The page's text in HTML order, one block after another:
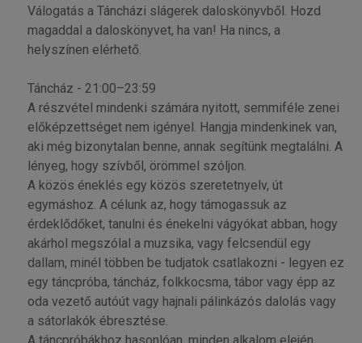
Válogatás a Táncházi slágerek daloskönyvből. Hozd
magaddal a daloskönyvet, ha van! Ha nincs, a
helyszínen elérhető.
Táncház - 21:00–23:59
A részvétel mindenki számára nyitott, semmiféle zenei
előképzettséget nem igényel. Hangja mindenkinek van,
aki még bizonytalan benne, annak segítünk megtalálni. A
lényeg, hogy szívből, örömmel szóljon.
A közös éneklés egy közös szeretetnyelv, út
egymáshoz. A célunk az, hogy támogassuk az
érdeklődőket, tanulni és énekelni vágyókat abban, hogy
akárhol megszólal a muzsika, vagy felcsendül egy
dallam, minél többen be tudjatok csatlakozni - legyen ez
egy táncpróba, táncház, folkkocsma, tábor vagy épp az
oda vezető autóút vagy hajnali pálinkázós dalolás vagy
a sátorlakók ébresztése.